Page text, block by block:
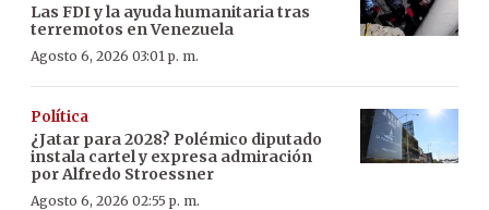
Las FDI y la ayuda humanitaria tras
terremotos en Venezuela
Agosto 6, 2026 03:01 p. m.
Política
¿Jatar para 2028? Polémico diputado
instala cartel y expresa admiración
por Alfredo Stroessner
Agosto 6, 2026 02:55 p. m.